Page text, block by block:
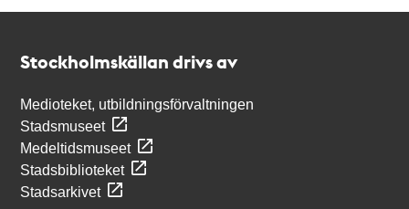
Stockholmskällan drivs av
Medioteket, utbildningsförvaltningen
Stadsmuseet
Medeltidsmuseet
Stadsbiblioteket
Stadsarkivet